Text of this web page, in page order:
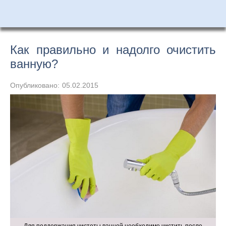
Как правильно и надолго очистить
ванную?
Опубликовано: 05.02.2015